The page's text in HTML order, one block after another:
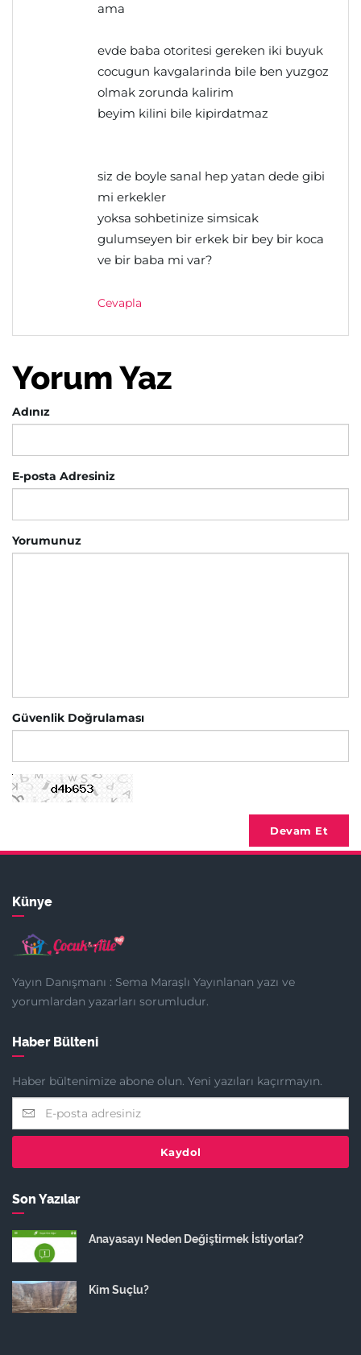
ama
evde baba otoritesi gereken iki buyuk
cocugun kavgalarinda bile ben yuzgoz
olmak zorunda kalirim
beyim kilini bile kipirdatmaz
siz de boyle sanal hep yatan dede gibi
mi erkekler
yoksa sohbetinize simsicak
gulumseyen bir erkek bir bey bir koca
ve bir baba mi var?
Cevapla
Yorum Yaz
Adınız
E-posta Adresiniz
Yorumunuz
Güvenlik Doğrulaması
Devam Et
Künye
Yayın Danışmanı : Sema Maraşlı Yayınlanan yazı ve
yorumlardan yazarları sorumludur.
Haber Bülteni
Haber bültenimize abone olun. Yeni yazıları kaçırmayın.
Kaydol
Son Yazılar
Anayasayı Neden Değiştirmek İstiyorlar?
Kim Suçlu?